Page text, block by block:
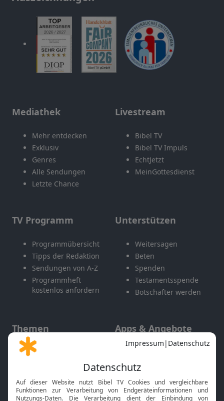
Mediathek
Mehr entdecken
Exklusiv
Genres
Alle Sendungen
Letzte Chance
Livestream
Bibel TV
Bibel TV Impuls
EchtJetzt
MeinGottesdienst
TV Programm
Programmübersicht
Tipps der Redaktion
Sendungen von A-Z
Programmheft
kostenlos anfordern
Unterstützen
Weitersagen
Beten
Spenden
Testamentsspende
Botschafter werden
Themen
Gott und Bibel erklärt
Neuigkeiten
Apps & Angebote
Mobile App
Smart TV